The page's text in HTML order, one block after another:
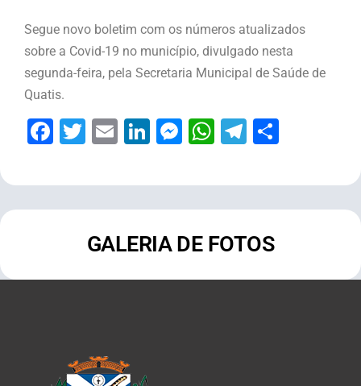
Segue novo boletim com os números atualizados
sobre a Covid-19 no município, divulgado nesta
segunda-feira, pela Secretaria Municipal de Saúde de
Quatis.
Facebook
Twitter
EmailLinkedIn
Messenger
WhatsApp
Telegram
GALERIA DE FOTOS